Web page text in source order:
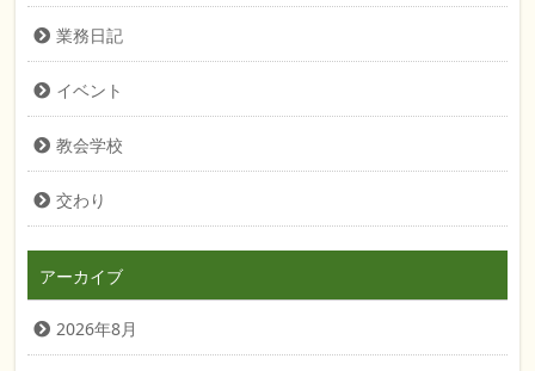
業務日記
イベント
教会学校
交わり
アーカイブ
2026年8月